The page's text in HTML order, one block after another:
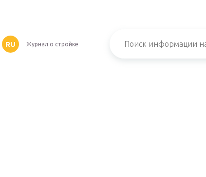
RU Журнал о стройке